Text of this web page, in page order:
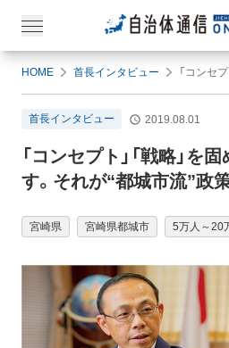
HOME 首長インタビュー
首長インタビュー 2019.08.01
「コンセプト」「戦略」を
す。それが“都城市流”政
宮崎県 宮崎県都城市 5万人～20